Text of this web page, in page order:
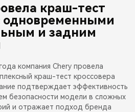
краш-тест
одновременными
и задним
компания Chery провела
краш-тест кроссовера
подтверждает эффективность
безопасности модели в сложных
и отражает подход бренда